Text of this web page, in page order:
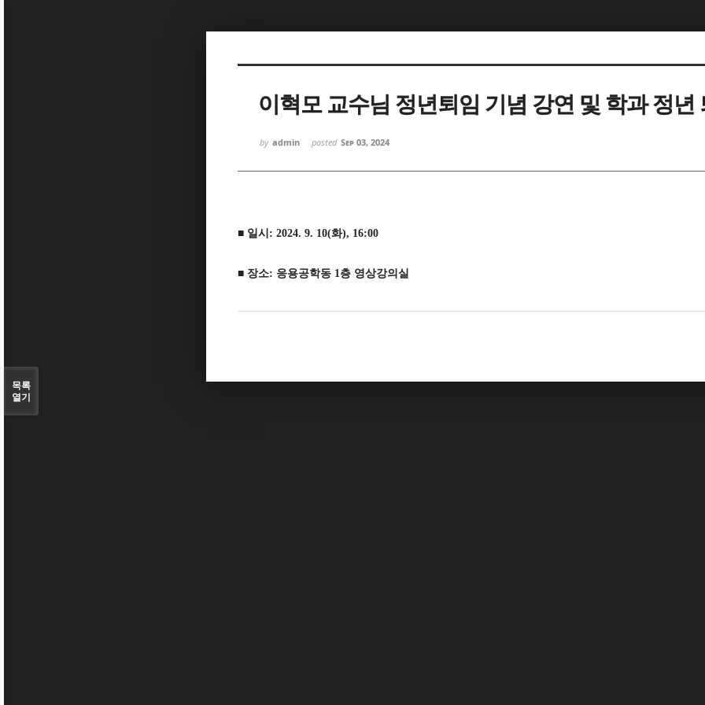
이혁모 교수님 정년퇴임 기념 강연 및 학과 정년
by admin posted Sep 03, 2024
■ 일시 : 2024. 9. 10(화), 16:00
■ 장소: 응용공학동 1층 영상강의실
목록
열기
Sketchbook5, 스케치북5
Sketchbook5, 스케치북5